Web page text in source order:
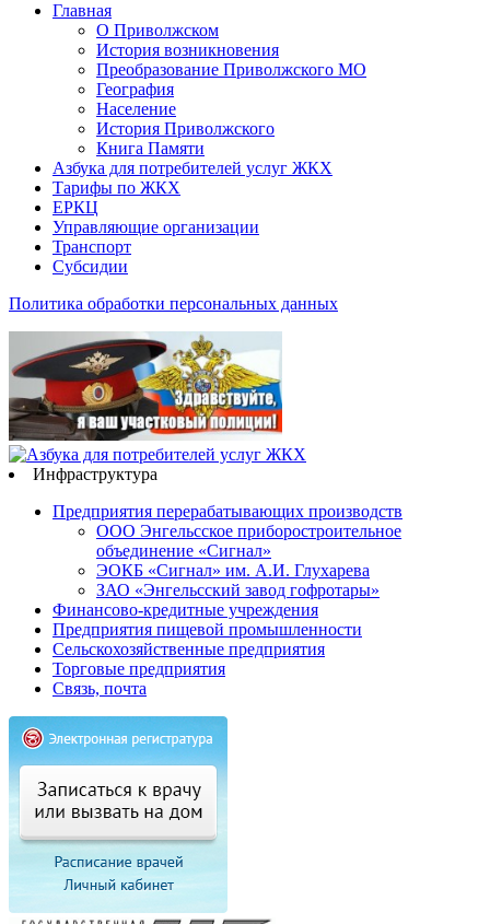
Главная
О Приволжском
История возникновения
Преобразование Приволжского МО
География
Население
История Приволжского
Книга Памяти
Азбука для потребителей услуг ЖКХ
Тарифы по ЖКХ
ЕРКЦ
Управляющие организации
Транспорт
Субсидии
Политика обработки персональных данных
Инфраструктура
Предприятия перерабатывающих производств
ООО Энгельсское приборостроительное
объединение «Сигнал»
ЭОКБ «Сигнал» им. А.И. Глухарева
ЗАО «Энгельсский завод гофротары»
Финансово-кредитные учреждения
Предприятия пищевой промышленности
Сельскохозяйственные предприятия
Торговые предприятия
Связь, почта